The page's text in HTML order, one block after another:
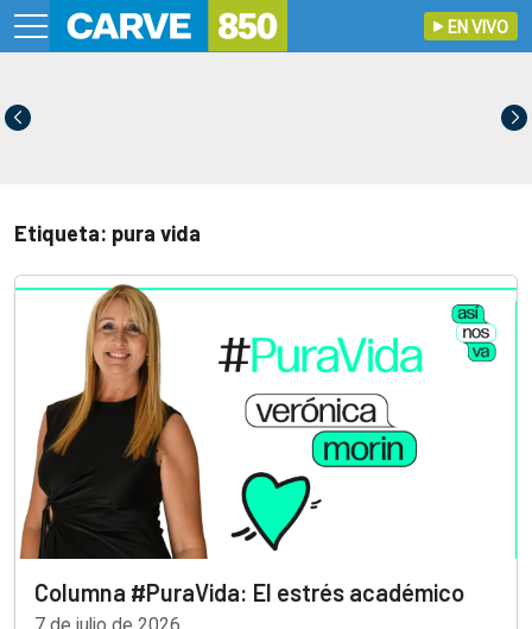
EN VIVO
Etiqueta: pura vida
Columna #PuraVida: El estrés académico